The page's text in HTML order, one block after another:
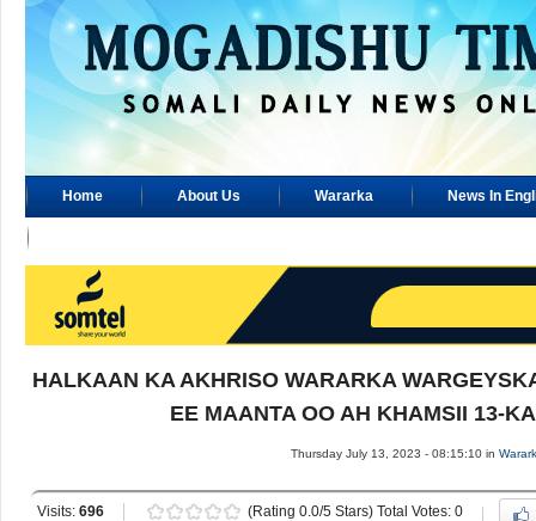
Home About Us Wararka News In
HALKAAN KA AKHRISO WARARKA
EE MAANTA OO AH KHAMSII 13-
Thursday July 13, 2023 - 08:15:10 in
Visits: 696 (Rating 0.0/5 Stars) Total Votes: 0